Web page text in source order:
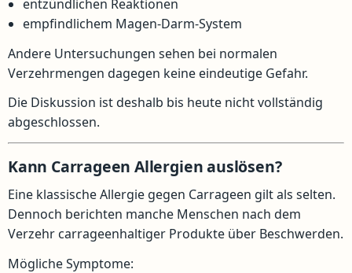
entzündlichen Reaktionen
empfindlichem Magen-Darm-System
Andere Untersuchungen sehen bei normalen
Verzehrmengen dagegen keine eindeutige Gefahr.
Die Diskussion ist deshalb bis heute nicht vollständig
abgeschlossen.
Kann Carrageen Allergien auslösen?
Eine klassische Allergie gegen Carrageen gilt als selten.
Dennoch berichten manche Menschen nach dem
Verzehr carrageenhaltiger Produkte über Beschwerden.
Mögliche Symptome: